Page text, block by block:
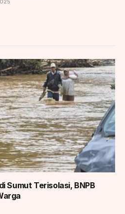
Sumut Terisolasi, BNPB